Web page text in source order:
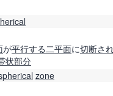
が平行する二平面に切断さ
状部分
zone